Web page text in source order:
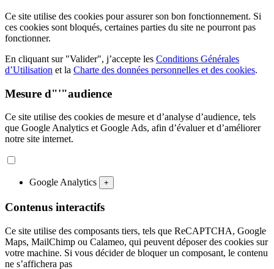
Ce site utilise des cookies pour assurer son bon fonctionnement. Si
ces cookies sont bloqués, certaines parties du site ne pourront pas
fonctionner.
En cliquant sur "Valider", j’accepte les Conditions Générales
d’Utilisation et la Charte des données personnelles et des cookies.
Mesure d"'"audience
Ce site utilise des cookies de mesure et d’analyse d’audience, tels
que Google Analytics et Google Ads, afin d’évaluer et d’améliorer
notre site internet.
Google Analytics +
Contenus interactifs
Ce site utilise des composants tiers, tels que ReCAPTCHA, Google
Maps, MailChimp ou Calameo, qui peuvent déposer des cookies sur
votre machine. Si vous décider de bloquer un composant, le contenu
ne s’affichera pas